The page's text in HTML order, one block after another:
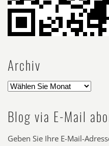
Archiv
Blog via E-Mail
Geben Sie Ihre E-Mail-